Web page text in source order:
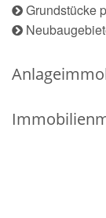
Grundstücke